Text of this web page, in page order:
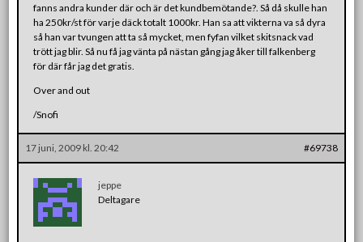
fanns andra kunder där och är det kundbemötande?. Så då skulle han
ha 250kr/st för varje däck totalt 1000kr. Han sa att vikterna va så dyra
så han var tvungen att ta så mycket, men fyfan vilket skitsnack vad
trött jag blir. Så nu få jag vänta på nästan gång jag åker till falkenberg
för där får jag det gratis.
Over and out
/Snofi
17 juni, 2009 kl. 20:42 #69738
jeppe
Deltagare